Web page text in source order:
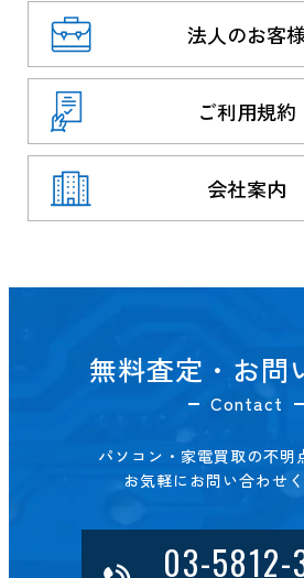
法人のお客
ご利用規約
会社案内
無料査定・お問
Contact
パソコン・家電買取の不明
お気軽にお問い合わせく
03-5812-